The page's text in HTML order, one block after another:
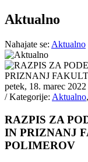
Aktualno
Nahajate se: Aktualno
petek, 18. marec 2022
/ Kategorije: Aktualno,
RAZPIS ZA
IN PRIZNANJ
POLIMEROV